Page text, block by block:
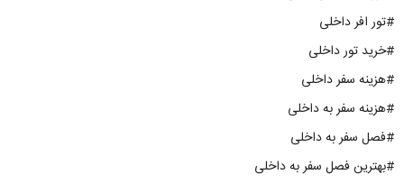
#تور افر داخلی
#خرید تور داخلی
#هزینه سفر داخلی
#هزینه سفر به داخلی
#فصل سفر به داخلی
#بهترین فصل سفر به داخلی